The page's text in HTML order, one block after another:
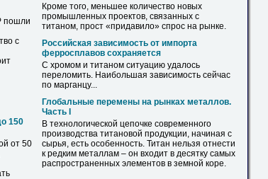
пошли
с
150
от 50
Кроме того, меньшее количество новых
промышленных проектов, связанных с
титаном, прост «придавило» спрос на рынке.
Российская зависимость от импорта
ферросплавов сохраняется
С хромом и титаном ситуацию удалось
переломить. Наибольшая зависимость сейчас
по марганцу...
Глобальные перемены на рынках металлов.
Часть I
В технологической цепочке современного
производства титановой продукции, начиная с
сырья, есть особенность. Титан нельзя отнести
к редким металлам – он входит в десятку самых
распространенных элементов в земной коре.